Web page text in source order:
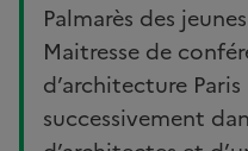
Palmarès des
Maitresse de
d’architecture
successivement